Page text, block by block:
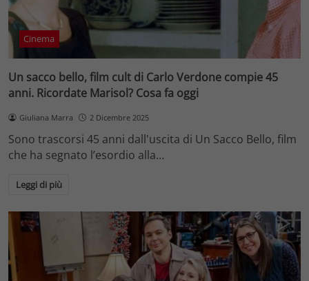
Cinema
Un sacco bello, film cult di Carlo Verdone compie 45
anni. Ricordate Marisol? Cosa fa oggi
Giuliana Marra 2 Dicembre 2025
Sono trascorsi 45 anni dall'uscita di Un Sacco Bello, film
che ha segnato l’esordio alla…
Leggi di più